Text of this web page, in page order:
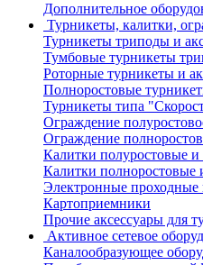
Дополнительное
Турникеты, калитки,
Турникеты триподы и
Тумбовые турникеты
Роторные турникеты и
Полноростовые
Турникеты типа
Ограждение
Ограждение
Калитки полуростовые и
Калитки полноростовые
Электронные проходные
Картоприемники
Прочие аксессуары для
Активное сетевое
Каналообразующее